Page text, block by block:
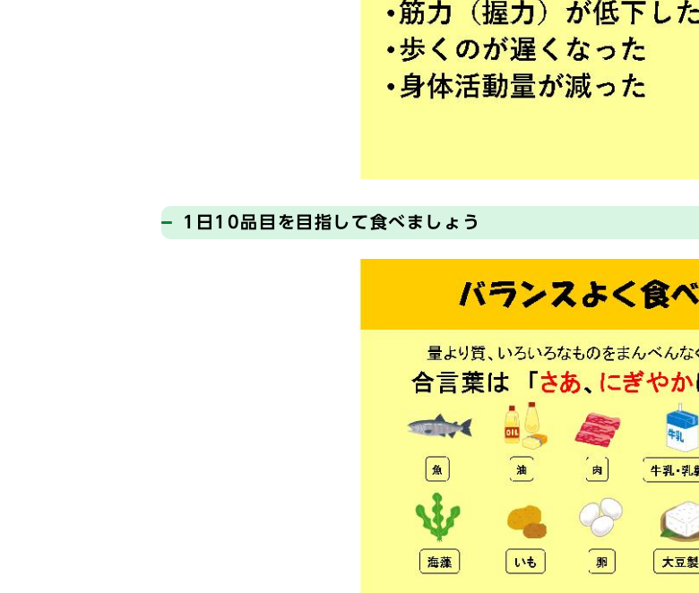
1日10品目を目指して食べましょう